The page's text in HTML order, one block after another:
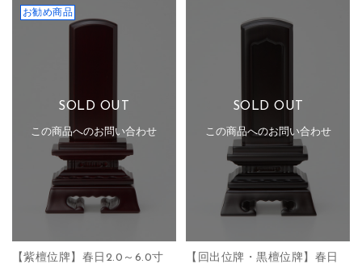
お勧め商品
SOLD OUT
この商品へのお問い合わせ
【紫檀位牌】春日2.0～6.0寸
SOLD OUT
この商品へのお問い合わせ
【回出位牌・黒檀位牌】春日